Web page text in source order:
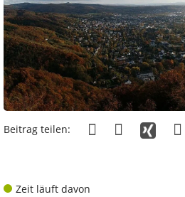
Beitrag teilen:
Zeit läuft davon